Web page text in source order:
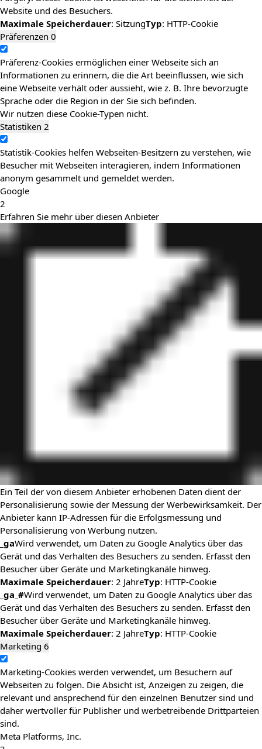
Website und des Besuchers.
Maximale Speicherdauer: SitzungTyp: HTTP-Cookie
Präferenzen 0
Präferenz-Cookies ermöglichen einer Webseite sich an
Informationen zu erinnern, die die Art beeinflussen, wie sich
eine Webseite verhält oder aussieht, wie z. B. Ihre bevorzugte
Sprache oder die Region in der Sie sich befinden.
Wir nutzen diese Cookie-Typen nicht.
Statistiken 2
Statistik-Cookies helfen Webseiten-Besitzern zu verstehen, wie
Besucher mit Webseiten interagieren, indem Informationen
anonym gesammelt und gemeldet werden.
Google
2
Erfahren Sie mehr über diesen Anbieter
Ein Teil der von diesem Anbieter erhobenen Daten dient der
Personalisierung sowie der Messung der Werbewirksamkeit. Der
Anbieter kann IP-Adressen für die Erfolgsmessung und
Personalisierung von Werbung nutzen.
_gaWird verwendet, um Daten zu Google Analytics über das
Gerät und das Verhalten des Besuchers zu senden. Erfasst den
Besucher über Geräte und Marketingkanäle hinweg.
Maximale Speicherdauer: 2 JahreTyp: HTTP-Cookie
_ga_#Wird verwendet, um Daten zu Google Analytics über das
Gerät und das Verhalten des Besuchers zu senden. Erfasst den
Besucher über Geräte und Marketingkanäle hinweg.
Maximale Speicherdauer: 2 JahreTyp: HTTP-Cookie
Marketing 6
Marketing-Cookies werden verwendet, um Besuchern auf
Webseiten zu folgen. Die Absicht ist, Anzeigen zu zeigen, die
relevant und ansprechend für den einzelnen Benutzer sind und
daher wertvoller für Publisher und werbetreibende Drittparteien
sind.
Meta Platforms, Inc.